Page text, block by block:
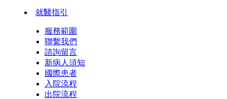
就醫指引
服務範圍
聯繫我們
諮詢留言
新病人須知
國際患者
入院流程
出院流程